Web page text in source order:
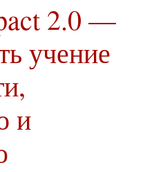
2.0 —
учение
и